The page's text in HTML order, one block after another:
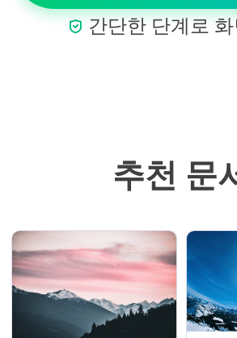
 간단한 단계로
추천 문